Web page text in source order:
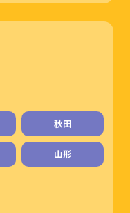
秋田
山形